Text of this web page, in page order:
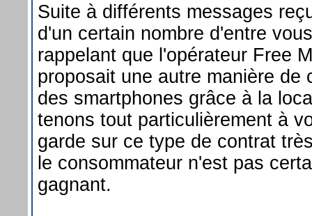
Suite à différents messages
d'un certain nombre d'entre
rappelant que l'opérateur Free
proposait une autre manière de
des smartphones grâce à la
tenons tout particulièrement à
garde sur ce type de contrat
le consommateur n'est pas
gagnant.